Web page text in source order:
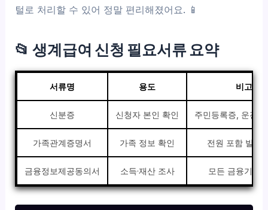
털로 처리할 수 있어 정말 편리해졌어요. 📱
📂 생계급여 신청 필요서류 요약
서류명 용도 비고
신분증 신청자 본인 확인 주민등록증, 운전
가족관계증명서 가족 정보 확인 전원 포함 발급
금융정보제공동의서 소득·재산 조사 모든 금융기관